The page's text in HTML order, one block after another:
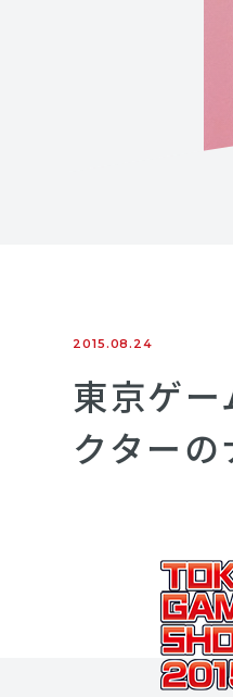
2015.08.24
東京ゲ
クターの